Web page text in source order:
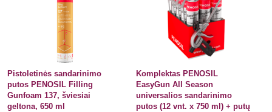
Pistoletinės sandarinimo
putos PENOSIL Filling
Gunfoam 137, šviesiai
geltona, 650 ml
Komplektas PENOSIL
EasyGun All Season
universalios sandarinimo
putos (12 vnt. x 750 ml) + putų